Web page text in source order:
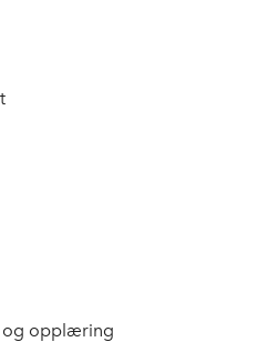
og opplæring